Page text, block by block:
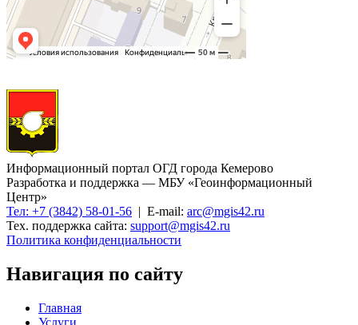
Информационный портал ОГД города Кемерово
Разработка и поддержка — МБУ «Геоинформационный
Центр»
Тел: +7 (3842) 58-01-56 | E-mail: arc@mgis42.ru
Тех. поддержка сайта: support@mgis42.ru
Политика конфиденциальности
Навигация по сайту
Главная
Услуги